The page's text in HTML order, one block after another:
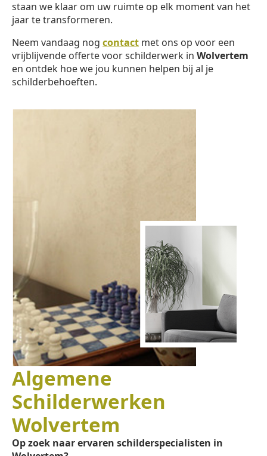
staan we klaar om uw ruimte op elk moment van het
jaar te transformeren.
Neem vandaag nog contact met ons op voor een
vrijblijvende offerte voor schilderwerk in Wolvertem
en ontdek hoe we jou kunnen helpen bij al je
schilderbehoeften.
Algemene
Schilderwerken
Wolvertem
Op zoek naar ervaren schilderspecialisten in